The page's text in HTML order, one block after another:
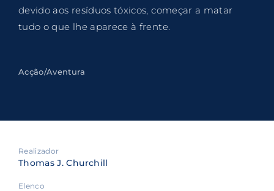
devido aos resíduos tóxicos, começar a matar
tudo o que lhe aparece à frente.
Acção/Aventura
Realizador
Thomas J. Churchill
Elenco